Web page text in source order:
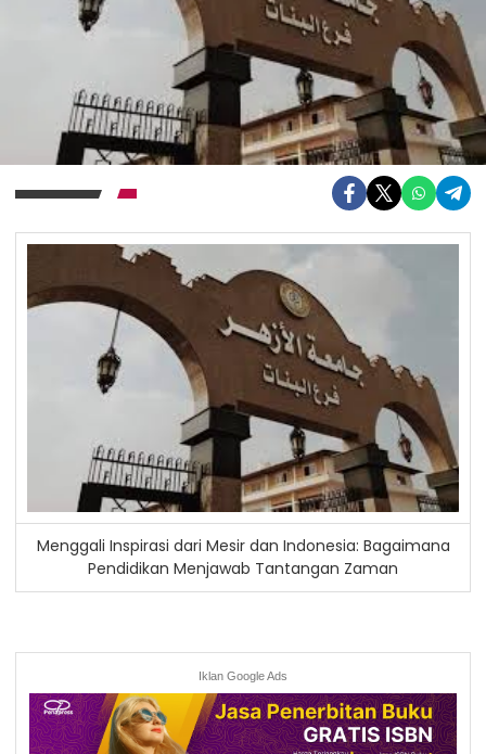
Menggali Inspirasi dari Mesir dan Indonesia: Bagaimana
Pendidikan Menjawab Tantangan Zaman
Iklan Google Ads